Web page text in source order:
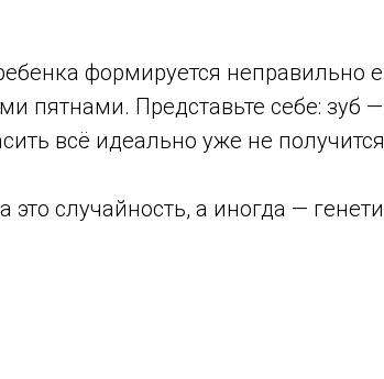
формируется неправильно
Представьте себе: зуб
всё идеально уже не
случайность, а иногда —